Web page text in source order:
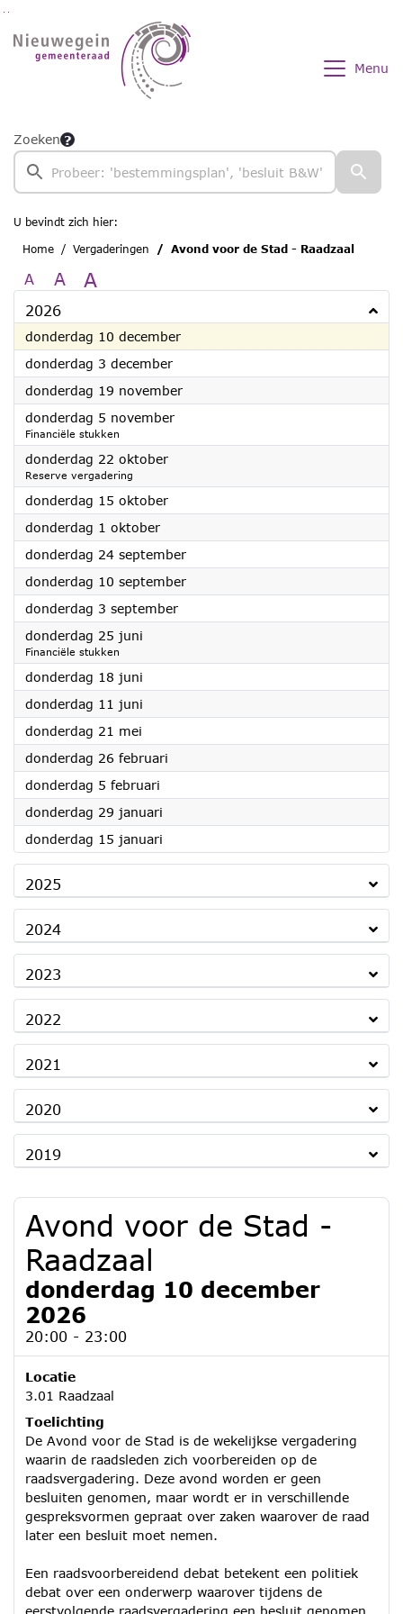
Ga naar de inhoud van deze pagina
Menu
Zoeken
U bevindt zich hier:
Home
Vergaderingen Avond voor de Stad - Raadzaal
A A A
2026
donderdag 10 december2026
donderdag 3 december2026
donderdag 19 november2026
donderdag 5 november2026
Financiële stukken
donderdag 22 oktober2026
Reserve vergadering
donderdag 15 oktober2026
donderdag 1 oktober2026
donderdag 24 september2026
donderdag 10 september2026
donderdag 3 september2026
donderdag 25 juni
Financiële stukken
donderdag 18 juni
donderdag 11 juni
donderdag 21 mei
donderdag 26 februari
donderdag 5 februari
donderdag 29 januari
donderdag 15 januari
2025
2024
2023
2022
2021
2020
2019
Avond voor de Stad -
Raadzaal
donderdag 10 december
2026
20:00 - 23:00
Locatie
3.01 Raadzaal
Toelichting
De Avond voor de Stad is de wekelijkse vergadering
waarin de raadsleden zich voorbereiden op de
raadsvergadering. Deze avond worden er geen
besluiten genomen, maar wordt er in verschillende
gespreksvormen gepraat over zaken waarover de raad
later een besluit moet nemen.
Een raadsvoorbereidend debat betekent een politiek
debat over een onderwerp waarover tijdens de
eerstvolgende raadsvergadering een besluit genomen